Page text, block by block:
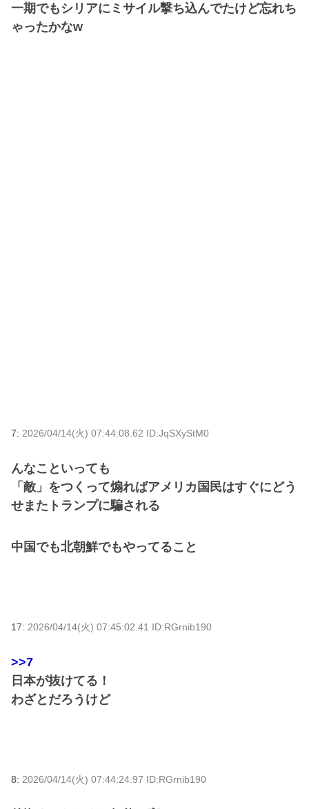
一期でもシリアにミサイル撃ち込んでたけど忘れち
ゃったかなw
7: 2026/04/14(火) 07:44:08.62 ID:JqSXyStM0
んなこといっても
「敵」をつくって煽ればアメリカ国民はすぐにどう
せまたトランプに騙される
中国でも北朝鮮でもやってること
17: 2026/04/14(火) 07:45:02.41 ID:RGrnib190
>>7
日本が抜けてる！
わざとだろうけど
8: 2026/04/14(火) 07:44:24.97 ID:RGrnib190